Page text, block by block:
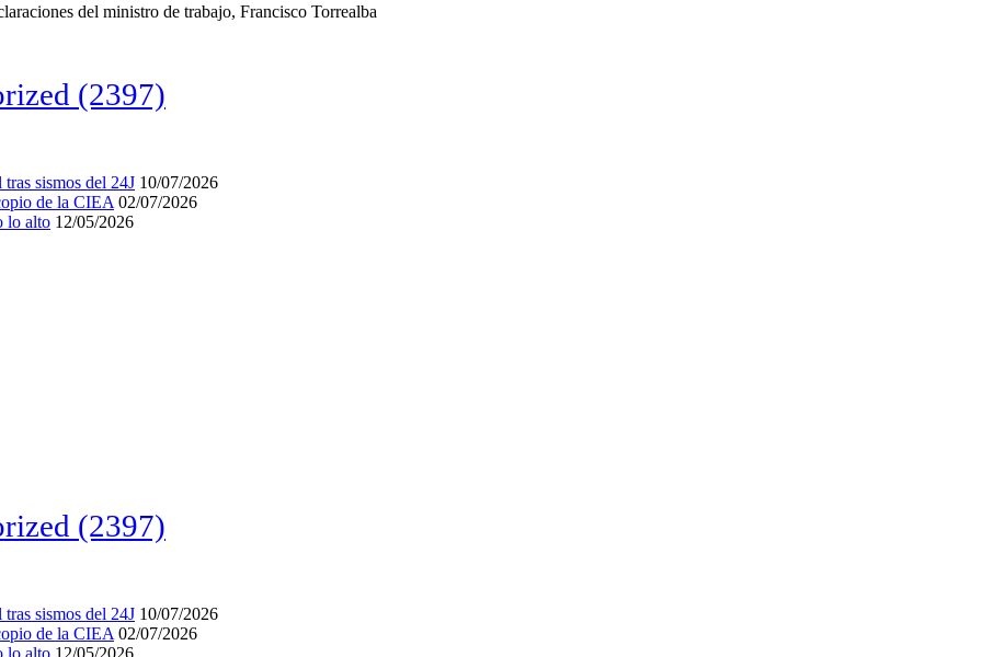
del ministro de trabajo, Francisco Torrealba
(2397)
sismos del 24J 10/07/2026
de la CIEA 02/07/2026
lo alto 12/05/2026
(2397)
sismos del 24J 10/07/2026
de la CIEA 02/07/2026
lo alto 12/05/2026